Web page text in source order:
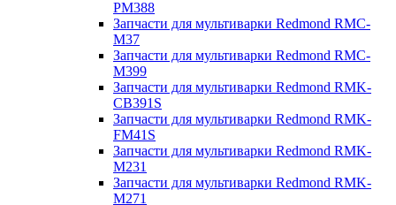
PM388
Запчасти для мультиварки Redmond RMC-
M37
Запчасти для мультиварки Redmond RMC-
M399
Запчасти для мультиварки Redmond RMK-
CB391S
Запчасти для мультиварки Redmond RMK-
FM41S
Запчасти для мультиварки Redmond RMK-
M231
Запчасти для мультиварки Redmond RMK-
M271